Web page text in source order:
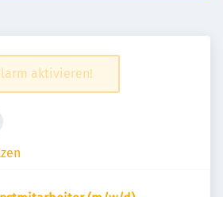
aktivieren!